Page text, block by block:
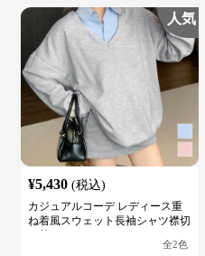
人気
¥5,430 (税込)
カジュアルコーデ レディース重
ね着風スウェット長袖シャツ襟切
全2色